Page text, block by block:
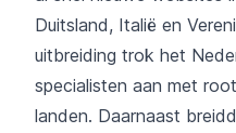
Duitsland, Italië en
uitbreiding trok het
specialisten aan met
landen. Daarnaast